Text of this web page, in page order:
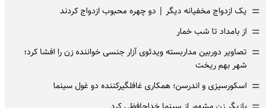
= یک ازدواج مخفیانه دیگر | دو چهره محبوب ازدواج کردند
= از بامداد تا شب خمار
= تصاویر دوربین مداربسته ویدئوی آزار جنسی خواننده زن را افشا کرد؛
شهر بهم ریخت
= اسکورسیزی و اندرسن؛ همکاری غافلگیرکننده دو غول سینما